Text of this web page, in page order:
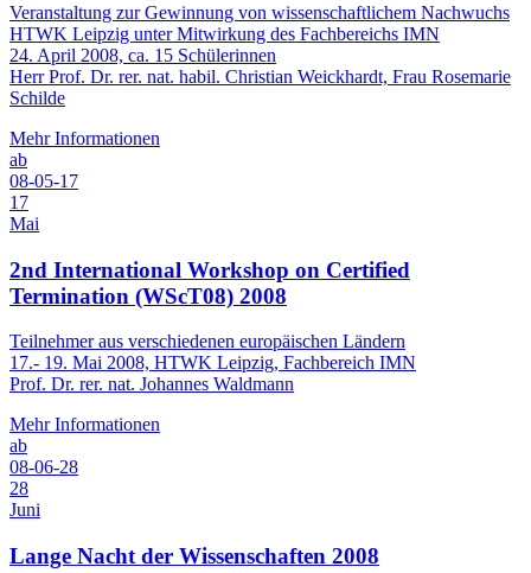
Veranstaltung zur Gewinnung von wissenschaftlichem Nachwuchs
HTWK Leipzig unter Mitwirkung des Fachbereichs IMN
24. April 2008, ca. 15 Schülerinnen
Herr Prof. Dr. rer. nat. habil. Christian Weickhardt, Frau Rosemarie
Schilde
Mehr Informationen
ab
08-05-17
17
Mai
2nd International Workshop on Certified
Termination (WScT08) 2008
Teilnehmer aus verschiedenen europäischen Ländern
17.- 19. Mai 2008, HTWK Leipzig, Fachbereich IMN
Prof. Dr. rer. nat. Johannes Waldmann
Mehr Informationen
ab
08-06-28
28
Juni
Lange Nacht der Wissenschaften 2008